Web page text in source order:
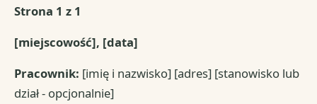
Strona 1 z 1
[miejscowość], [data]
Pracownik: [imię i nazwisko] [adres] [stanowisko lub
dział - opcjonalnie]